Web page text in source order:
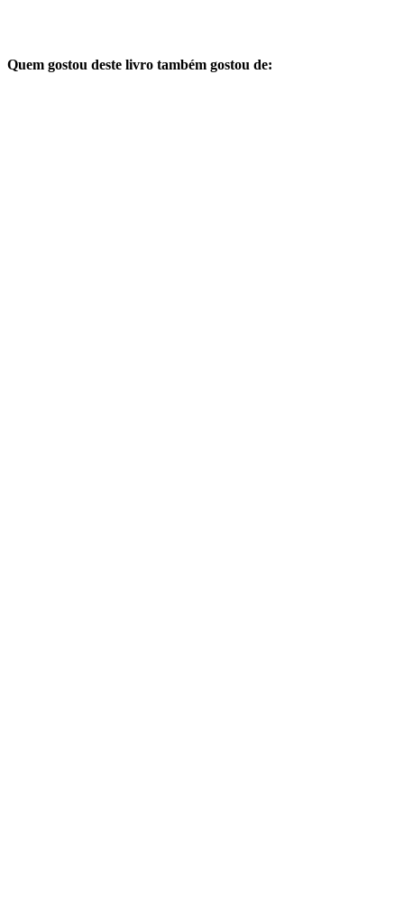
Quem gostou deste livro também gostou de: